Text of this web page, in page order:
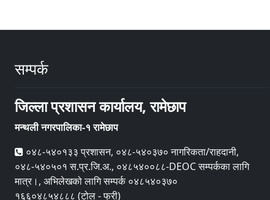
सम्पर्क
जिल्ला प्रशासन कार्यालय, रामेछाप
मन्थली नगरपालिका-१ रामेछाप
०४८-५४०१३३ प्रशासन, ०४८-५४०३७० नागरिकता/राहदानी,
०४८-५४०५०१ स.प्र.जि.अ., ०४८५४००८८-DEOC सम्पर्कका लागि
मात्र।, अभिलेखको लागि सम्पर्क ०४८५४०३७०
१६६०४८५४८८८ (टोल - फ्री)